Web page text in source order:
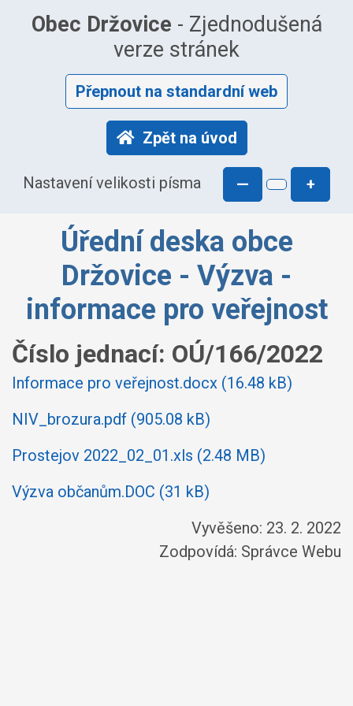
Obec Držovice - Zjednodušená
verze stránek
Přepnout na standardní web
Zpět na úvod
Nastavení velikosti písma — +
Úřední deska obce
Držovice - Výzva -
informace pro veřejnost
Číslo jednací: OÚ/166/2022
Informace pro veřejnost.docx (16.48 kB)
NIV_brozura.pdf (905.08 kB)
Prostejov 2022_02_01.xls (2.48 MB)
Výzva občanům.DOC (31 kB)
Vyvěšeno: 23. 2. 2022
Zodpovídá: Správce Webu